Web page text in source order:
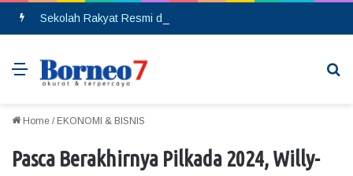
Menu
Home / EKONOMI & BISNIS
Pasca Berakhirnya Pilkada 2024, Willy-